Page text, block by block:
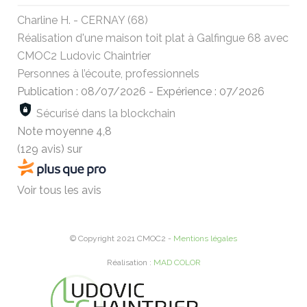
Charline H. - CERNAY (68)
Réalisation d'une maison toit plat à Galfingue 68 avec
CMOC2 Ludovic Chaintrier
Personnes à l’écoute, professionnels
Publication : 08/07/2026 - Expérience : 07/2026
Sécurisé dans la blockchain
Note moyenne 4,8
(129 avis) sur
Voir tous les avis
© Copyright 2021 CMOC2 - Mentions légales
Réalisation : MAD COLOR